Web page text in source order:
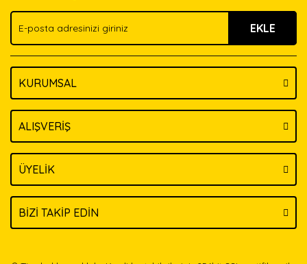
Ürün fiyatı diğer sitelerden daha pahalı.
Bu ürüne benzer farklı alternatifler olmalı.
EKLE
KURUMSAL
ALIŞVERİŞ
ÜYELİK
BİZİ TAKİP EDİN